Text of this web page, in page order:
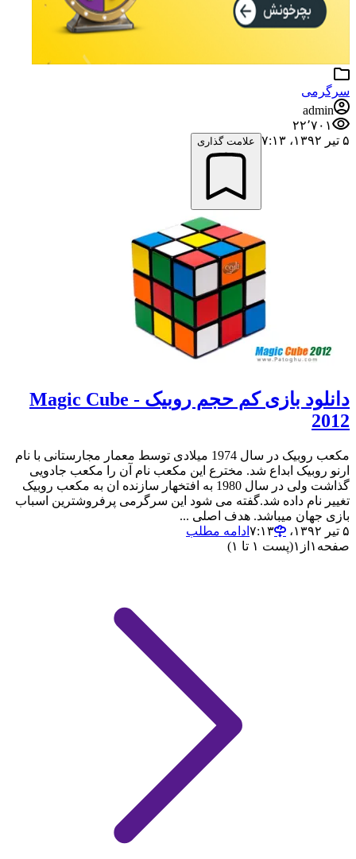
سرگرمی
admin
۲۲٬۷۰۱
۵ تیر ۱۳۹۲،‏ ۷:۱۳
علامت گذاری
دانلود بازی کم حجم روبیک - Magic Cube
2012
مکعب روبیک در سال 1974 میلادی توسط معمار مجارستانی با نام
ارنو روبیک ابداع شد. مخترع این مکعب نام آن را مکعب جادویی
گذاشت ولی در سال 1980 به افتخهار سازنده ان به مکعب روبیک
تغییر نام داده شد.گفته می شود این سرگرمی پرفروشترین اسباب
بازی جهان میباشد. هدف اصلی ...
۵ تیر ۱۳۹۲،‏ ۷:۱۳
ادامه مطلب
صفحه ۱ از ۱(پست ۱ تا ۱)